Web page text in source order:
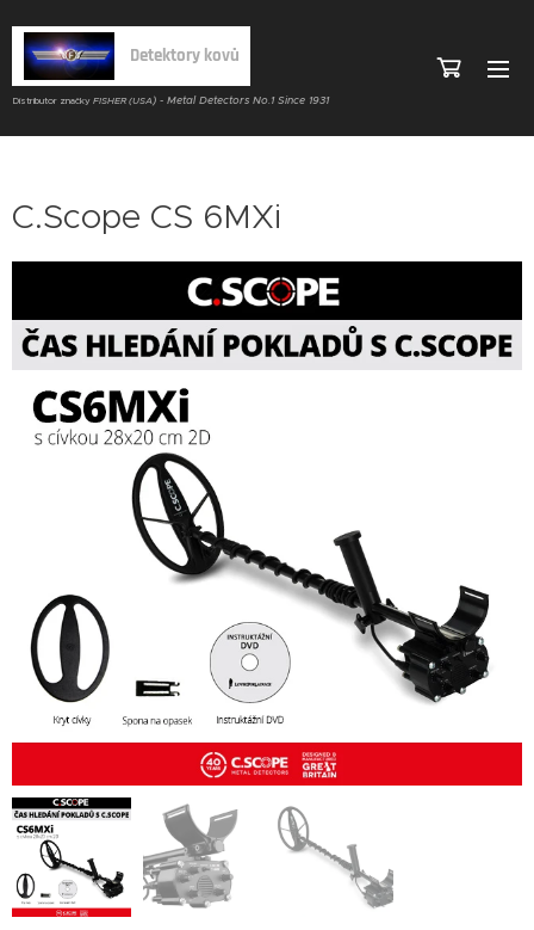
Detektory kovů
Distributor značky FISHER (USA) - Metal Detectors No.1 Since 1931
C.Scope CS 6MXi